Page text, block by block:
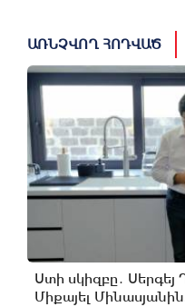
ԱՌՆՉՎՈՂ ՀՈԴՎԱԾ
Ստի սկիզբը․ Սերգեյ
Միքայել